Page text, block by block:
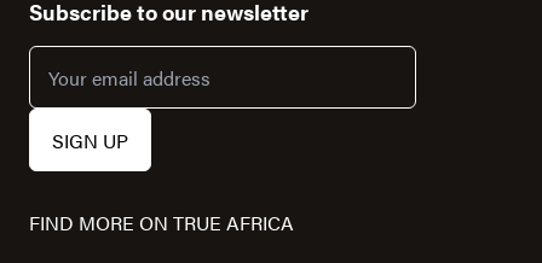
Subscribe to our newsletter
FIND MORE ON TRUE AFRICA